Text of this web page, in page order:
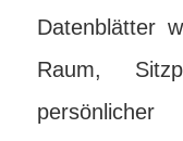
Datenblätter
Raum,